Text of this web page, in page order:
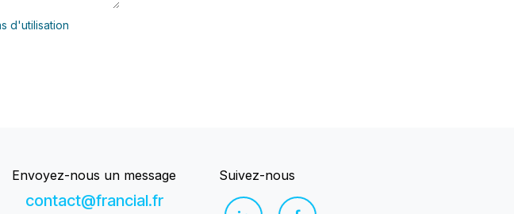
d'utilisation
Envoyez-nous un message
contact@francial.fr
Suivez-nous